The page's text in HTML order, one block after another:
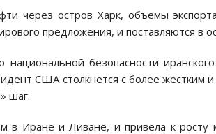
через остров Харк, объемы
предложения, и поставляются в
безопасности
США столкнется с более жестким
шаг.
в Иране и Ливане, и привела к